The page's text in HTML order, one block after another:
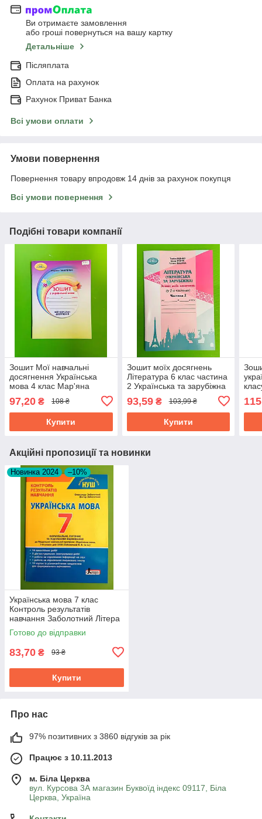
Ви отримаєте замовлення
або гроші повернуться на вашу картку
Детальніше
Післяплата
Оплата на рахунок
Рахунок Приват Банка
Всі умови оплати
Умови повернення
Повернення товару впродовж 14 днів за рахунок покупця
Всі умови повернення
Подібні товари компанії
Зошит Мої навчальні
досягнення Українська
мова 4 клас Мар'яна
97,20 ₴ 108 ₴
Купити
Зошит моїх досягнень
Література 6 клас частина
2 Українська та зарубіжна
93,59₴ 103,99 ₴
Купити
Акційні пропозиції та новинки
Новинка 2024 –10%
Українська мова 7 клас
Контроль результатів
навчання Заболотний Літера
ЛТД
Готово до відправки
83,70 ₴ 93 ₴
Купити
Про нас
97% позитивних з 3860 відгуків за рік
Працює з 10.11.2013
м. Біла Церква
вул. Курсова 3А магазин Буквоїд індекс 09117, Біла
Церква, Україна